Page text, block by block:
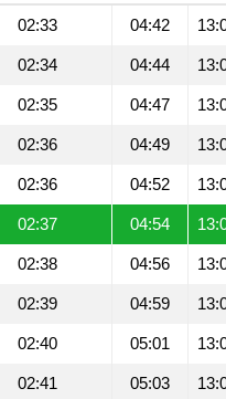
02:33 04:42
02:34 04:44
02:35 04:47
02:36 04:49
02:36 04:52
02:37 04:54
02:38 04:56
02:39 04:59
02:40 05:01
02:41 05:03